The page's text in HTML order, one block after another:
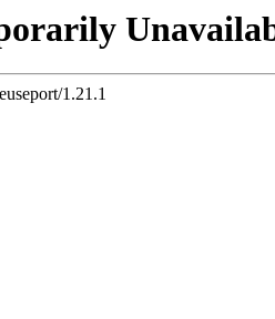
1.21.1